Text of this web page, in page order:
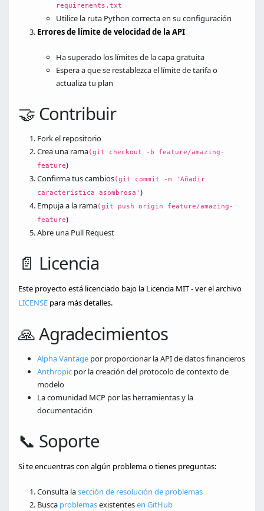
requirements.txt
Utilice la ruta Python correcta en su configuración
Errores de límite de velocidad de la API
Ha superado los límites de la capa gratuita
Espera a que se restablezca el límite de tarifa o
actualiza tu plan
🤝 Contribuir
Fork el repositorio
Crea una rama(git checkout -b feature/amazing-
feature)
Confirma tus cambios(git commit -m 'Añadir
característica asombrosa' )
Empuja a la rama(git push origin feature/amazing-
feature)
Abre una Pull Request
📄 Licencia
Este proyecto está licenciado bajo la Licencia MIT - ver el archivo
LICENSE para más detalles.
🙏 Agradecimientos
Alpha Vantage por proporcionar la API de datos financieros
Anthropic por la creación del protocolo de contexto de
modelo
La comunidad MCP por las herramientas y la
documentación
📞 Soporte
Si te encuentras con algún problema o tienes preguntas:
Consulta lasección de resolución de problemas
Busca problemasexistentesen GitHub